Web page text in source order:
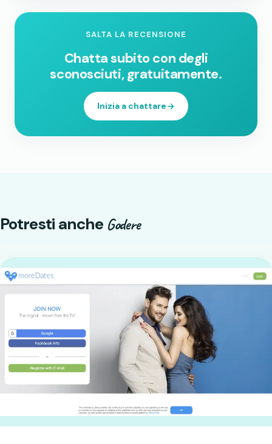
SALTA LA RECENSIONE
Chatta subito con degli
sconosciuti, gratuitamente.
Inizia a chattare
Potresti anche Godere